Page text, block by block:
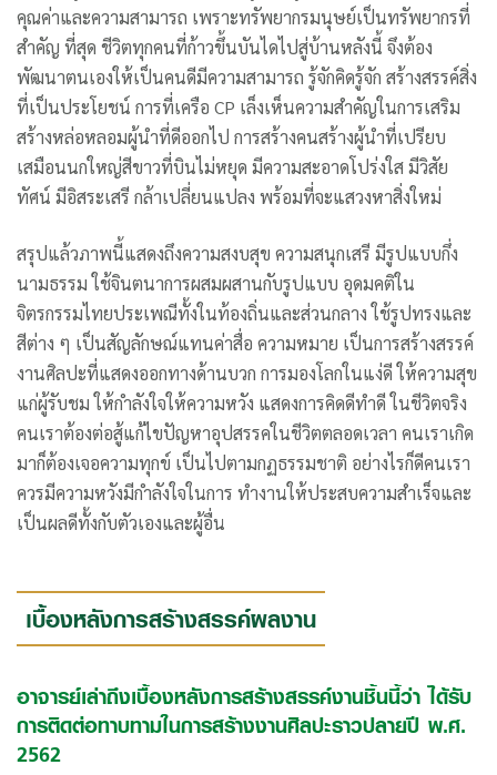
คุณค่าและความสามารถ เพราะทรัพยากรมนุษย์เป็นทรัพยากรที่
สำคัญ ที่สุด ชีวิตทุกคนที่ก้าวขึ้นบันไดไปสู่บ้านหลังนี้ จึงต้อง
พัฒนาตนเองให้เป็นคนดีมีความสามารถ รู้จักคิดรู้จัก สร้างสรรค์สิ่ง
ที่เป็นประโยชน์ การที่เครือ CP เล็งเห็นความสำคัญในการเสริม
สร้างหล่อหลอมผู้นำที่ดีออกไป การสร้างคนสร้างผู้นำที่เปรียบ
เสมือนนกใหญ่สีขาวที่บินไม่หยุด มีความสะอาดโปร่งใส มีวิสัย
ทัศน์ มีอิสระเสรี กล้าเปลี่ยนแปลง พร้อมที่จะแสวงหาสิ่งใหม่
สรุปแล้วภาพนี้แสดงถึงความสงบสุข ความสนุกเสรี มีรูปแบบกึ่ง
นามธรรม ใช้จินตนาการผสมผสานกับรูปแบบ อุดมคติใน
จิตรกรรมไทยประเพณีทั้งในท้องถิ่นและส่วนกลาง ใช้รูปทรงและ
สีต่าง ๆ เป็นสัญลักษณ์แทนค่าสื่อ ความหมาย เป็นการสร้างสรรค์
งานศิลปะที่แสดงออกทางด้านบวก การมองโลกในแง่ดี ให้ความสุข
แก่ผู้รับชม ให้กำลังใจให้ความหวัง แสดงการคิดดีทำดี ในชีวิตจริง
คนเราต้องต่อสู้แก้ไขปัญหาอุปสรรคในชีวิตตลอดเวลา คนเราเกิด
มาก็ต้องเจอความทุกข์ เป็นไปตามกฏธรรมชาติ อย่างไรก็ดีคนเรา
ควรมีความหวังมีกำลังใจในการ ทำงานให้ประสบความสำเร็จและ
เป็นผลดีทั้งกับตัวเองและผู้อื่น
เบื้องหลังการสร้างสรรค์ผลงาน
อาจารย์เล่าถึงเบื้องหลังการสร้างสรรค์งานชิ้นนี้ว่า ได้รับ
การติดต่อทาบทามในการสร้างงานศิลปะราวปลายปี พ.ศ.
2562